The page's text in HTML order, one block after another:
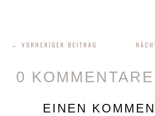
← VORHERIGER BEITRAG
0 KOMMENTARE
EINEN